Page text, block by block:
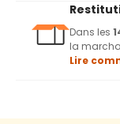
Dans les
la
Lire